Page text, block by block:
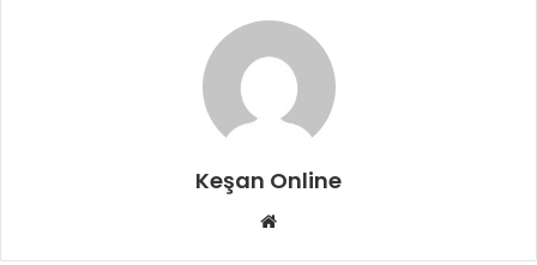
Keşan Online
Web